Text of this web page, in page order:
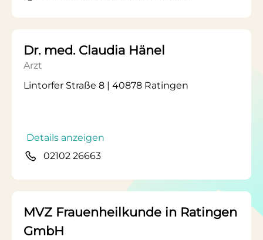
Dr. med. Claudia Hänel
Arzt
Lintorfer Straße 8 | 40878 Ratingen
Details anzeigen
02102 26663
MVZ Frauenheilkunde in Ratingen
GmbH